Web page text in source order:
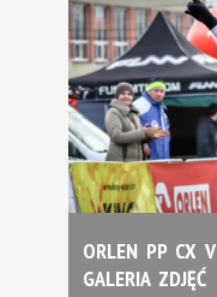
ORLEN PP CX
GALERIA ZDJĘĆ